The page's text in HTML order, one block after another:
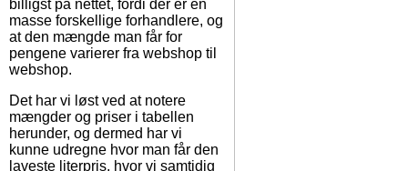
billigst på nettet, fordi der er en
masse forskellige forhandlere, og
at den mængde man får for
pengene varierer fra webshop til
webshop.
Det har vi løst ved at notere
mængder og priser i tabellen
herunder, og dermed har vi
kunne udregne hvor man får den
laveste literpris, hvor vi samtidig